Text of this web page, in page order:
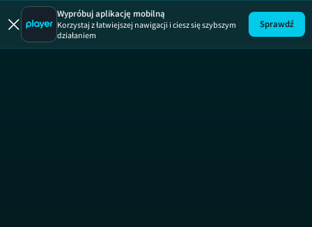
Misja Martyna
Wypróbuj aplikację mobilną
Korzystaj z łatwiejszej nawigacji i ciesz się szybszym
działaniem
Sprawdź